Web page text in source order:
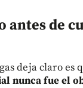
antes de
deja claro es
nunca fue el